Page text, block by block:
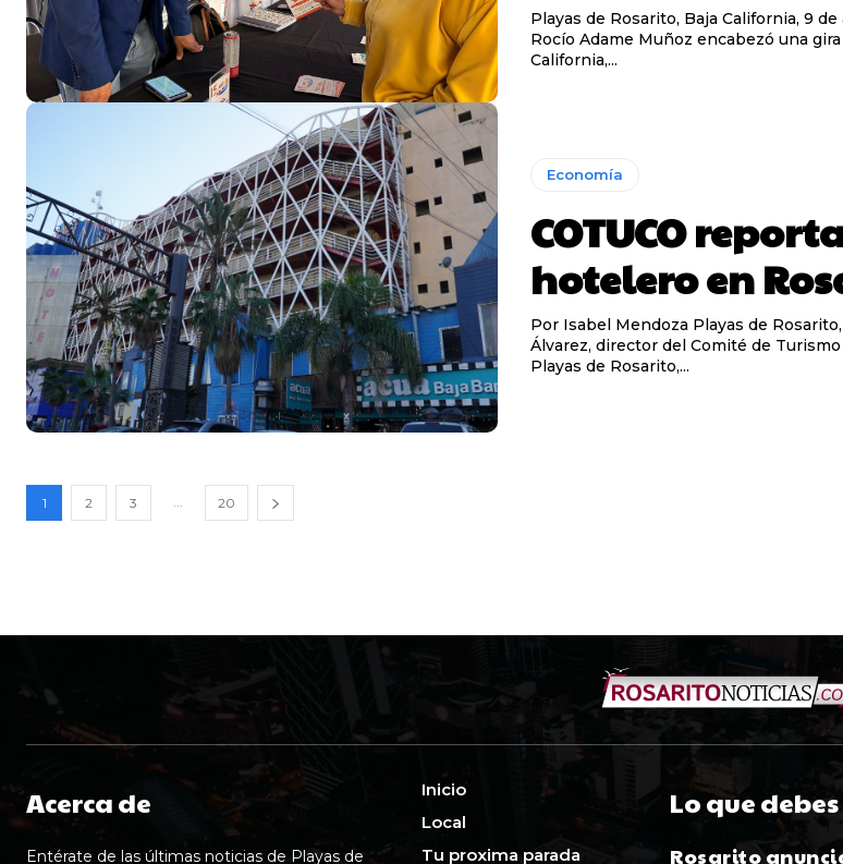
Playas de Rosarito, Baja California, 9
Rocío Adame Muñoz encabezó una
California,...
Economía
COTUCO
hotelero en
Por Isabel Mendoza Playas de Rosarito, 8 de abril de 2026.- Saúl
Álvarez, director del Comité de
Playas de Rosarito,...
1 2 3 ... 20
Acerca de
Entérate de las últimas noticias de Playas de
Inicio
Local
Tu proxima parada
Lo que
Rosarito